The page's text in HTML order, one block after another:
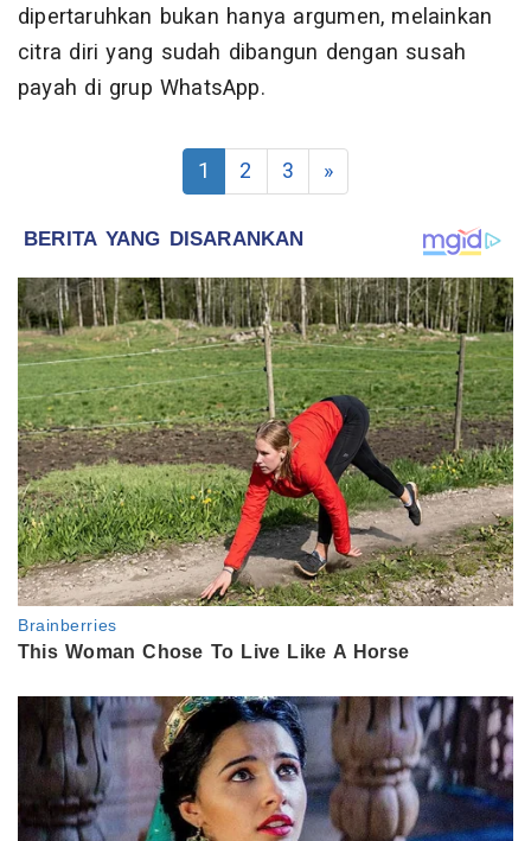
dipertaruhkan bukan hanya argumen, melainkan
citra diri yang sudah dibangun dengan susah
payah di grup WhatsApp.
1 2 3 »